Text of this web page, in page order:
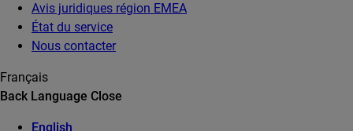
Avis juridiques région EMEA
État du service
Nous contacter
Français
Back Language Close
English